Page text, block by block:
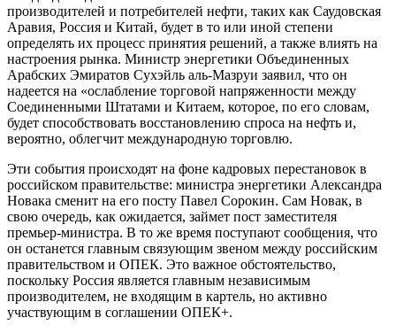
производителей и потребителей нефти, таких как Саудовская
Аравия, Россия и Китай, будет в то или иной степени
определять их процесс принятия решений, а также влиять на
настроения рынка. Министр энергетики Объединенных
Арабских Эмиратов Сухэйль аль-Мазруи заявил, что он
надеется на «ослабление торговой напряженности между
Соединенными Штатами и Китаем, которое, по его словам,
будет способствовать восстановлению спроса на нефть и,
вероятно, облегчит международную торговлю.
Эти события происходят на фоне кадровых перестановок в
российском правительстве: министра энергетики Александра
Новака сменит на его посту Павел Сорокин. Сам Новак, в
свою очередь, как ожидается, займет пост заместителя
премьер-министра. В то же время поступают сообщения, что
он останется главным связующим звеном между российским
правительством и ОПЕК. Это важное обстоятельство,
поскольку Россия является главным независимым
производителем, не входящим в картель, но активно
участвующим в соглашении ОПЕК+.